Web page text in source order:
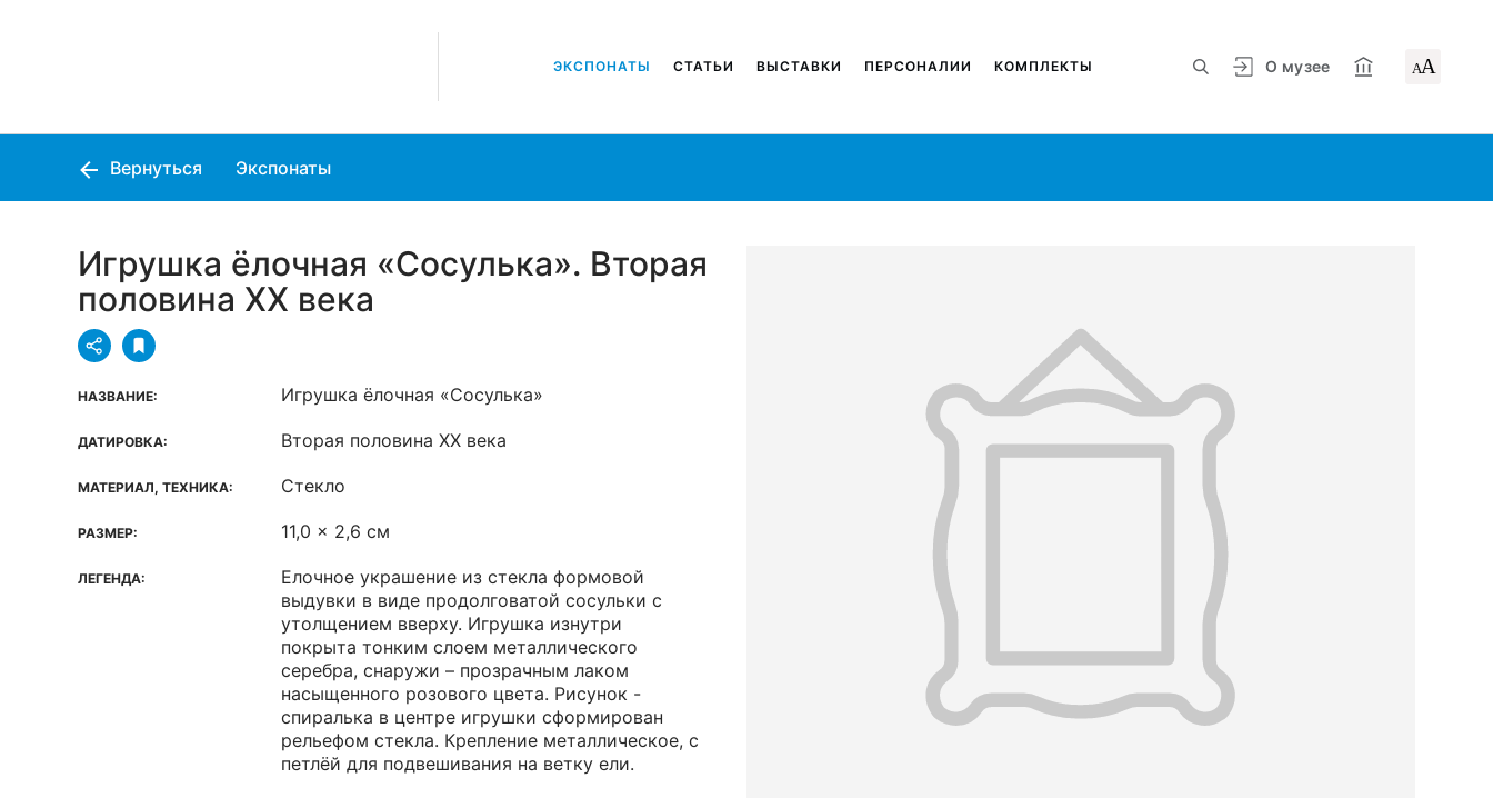
О музее АА
ЭКСПОНАТЫ СТАТЬИ ВЫСТАВКИ ПЕРСОНАЛИИ КОМПЛЕКТЫ
Вернуться Экспонаты
Игрушка ёлочная «Сосулька». Вторая
половина XX века
НАЗВАНИЕ: Игрушка ёлочная «Сосулька»
ДАТИРОВКА: Вторая половина XX века
МАТЕРИАЛ, ТЕХНИКА: Стекло
РАЗМЕР: 11,0 x 2,6 см
ЛЕГЕНДА:
Елочное украшение из стекла формовой
выдувки в виде продолговатой сосульки с
утолщением вверху. Игрушка изнутри
покрыта тонким слоем металлического
серебра, снаружи – прозрачным лаком
насыщенного розового цвета. Рисунок -
спиралька в центре игрушки сформирован
рельефом стекла. Крепление металлическое, с
петлёй для подвешивания на ветку ели.